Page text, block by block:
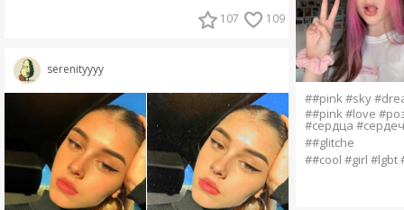
107 109
serenityyyy
##pink #sky
##pink #love
#сердца
##glitche
##cool #girl #lgbt